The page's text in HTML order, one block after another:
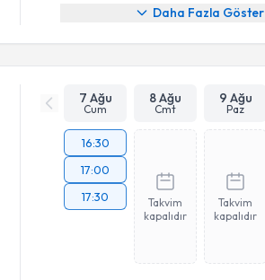
Daha Fazla Göster
7 Ağu
Cum
8 Ağu
Cmt
9 Ağu
Paz
16:30
17:00
17:30
Takvim
kapalıdır
Takvim
kapalıdır